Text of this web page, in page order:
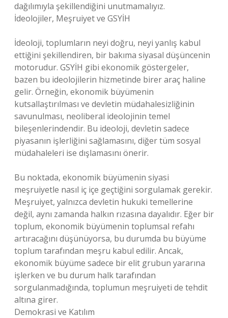
dağılımıyla şekillendiğini unutmamalıyız.
İdeolojiler, Meşruiyet ve GSYİH
İdeoloji, toplumların neyi doğru, neyi yanlış kabul
ettiğini şekillendiren, bir bakıma siyasal düşüncenin
motorudur. GSYİH gibi ekonomik göstergeler,
bazen bu ideolojilerin hizmetinde birer araç haline
gelir. Örneğin, ekonomik büyümenin
kutsallaştırılması ve devletin müdahalesizliğinin
savunulması, neoliberal ideolojinin temel
bileşenlerindendir. Bu ideoloji, devletin sadece
piyasanın işlerliğini sağlamasını, diğer tüm sosyal
müdahaleleri ise dışlamasını önerir.
Bu noktada, ekonomik büyümenin siyasi
meşruiyetle nasıl iç içe geçtiğini sorgulamak gerekir.
Meşruiyet, yalnızca devletin hukuki temellerine
değil, aynı zamanda halkın rızasına dayalıdır. Eğer bir
toplum, ekonomik büyümenin toplumsal refahı
artıracağını düşünüyorsa, bu durumda bu büyüme
toplum tarafından meşru kabul edilir. Ancak,
ekonomik büyüme sadece bir elit grubun yararına
işlerken ve bu durum halk tarafından
sorgulanmadığında, toplumun meşruiyeti de tehdit
altına girer.
Demokrasi ve Katılım